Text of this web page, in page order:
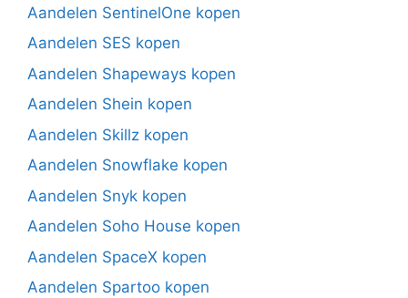
Aandelen SentinelOne kopen
Aandelen SES kopen
Aandelen Shapeways kopen
Aandelen Shein kopen
Aandelen Skillz kopen
Aandelen Snowflake kopen
Aandelen Snyk kopen
Aandelen Soho House kopen
Aandelen SpaceX kopen
Aandelen Spartoo kopen